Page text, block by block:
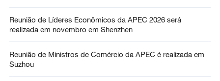
Reunião de Líderes Econômicos da APEC 2026 será
realizada em novembro em Shenzhen
Reunião de Ministros de Comércio da APEC é realizada em
Suzhou